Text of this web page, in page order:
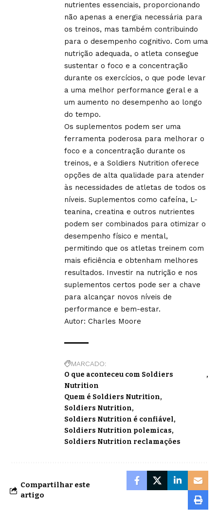
nutrientes essenciais, proporcionando
não apenas a energia necessária para
os treinos, mas também contribuindo
para o desempenho cognitivo. Com uma
nutrição adequada, o atleta consegue
sustentar o foco e a concentração
durante os exercícios, o que pode levar
a uma melhor performance geral e a
um aumento no desempenho ao longo
do tempo.
Os suplementos podem ser uma
ferramenta poderosa para melhorar o
foco e a concentração durante os
treinos, e a Soldiers Nutrition oferece
opções de alta qualidade para atender
às necessidades de atletas de todos os
níveis. Suplementos como cafeína, L-
teanina, creatina e outros nutrientes
podem ser combinados para otimizar o
desempenho físico e mental,
permitindo que os atletas treinem com
mais eficiência e obtenham melhores
resultados. Investir na nutrição e nos
suplementos certos pode ser a chave
para alcançar novos níveis de
performance e bem-estar.
Autor: Charles Moore
MARCADO:
O que aconteceu com Soldiers
Nutrition
Quem é Soldiers Nutrition
Soldiers Nutrition
Soldiers Nutrition é confiável
Soldiers Nutrition polemicas
Soldiers Nutrition reclamações
Compartilhar este
artigo